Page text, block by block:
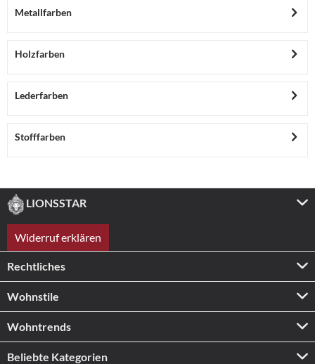
Metallfarben
Holzfarben
Lederfarben
Stofffarben
LIONSSTAR
Widerruf erklären
Rechtliches
Wohnstile
Wohntrends
Beliebte Kategorien